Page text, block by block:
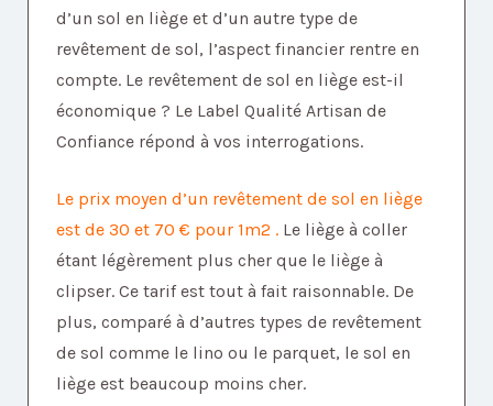
d’un sol en liège et d’un autre type de
revêtement de sol, l’aspect financier rentre en
compte. Le revêtement de sol en liège est-il
économique ? Le Label Qualité Artisan de
Confiance répond à vos interrogations.
Le prix moyen d’un revêtement de sol en liège
est de 30 et 70 € pour 1m2 . Le liège à coller
étant légèrement plus cher que le liège à
clipser. Ce tarif est tout à fait raisonnable. De
plus, comparé à d’autres types de revêtement
de sol comme le lino ou le parquet, le sol en
liège est beaucoup moins cher.